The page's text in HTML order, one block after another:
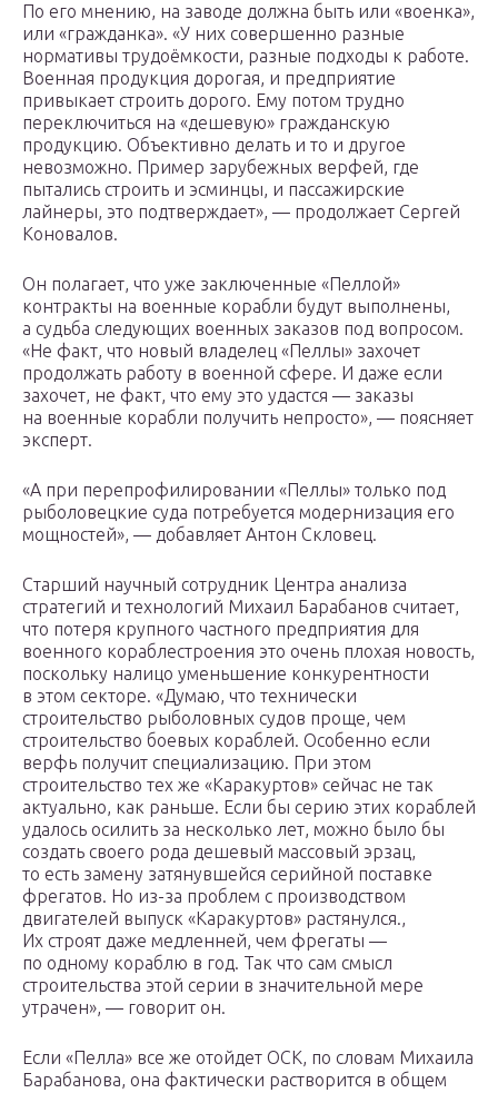
По его мнению, на заводе должна быть или «военка»,
или «гражданка». «У них совершенно разные
нормативы трудоёмкости, разные подходы к работе.
Военная продукция дорогая, и предприятие
привыкает строить дорого. Ему потом трудно
переключиться на «дешевую» гражданскую
продукцию. Объективно делать и то и другое
невозможно. Пример зарубежных верфей, где
пытались строить и эсминцы, и пассажирские
лайнеры, это подтверждает», — продолжает Сергей
Коновалов.
Он полагает, что уже заключенные «Пеллой»
контракты на военные корабли будут выполнены,
а судьба следующих военных заказов под вопросом.
«Не факт, что новый владелец «Пеллы» захочет
продолжать работу в военной сфере. И даже если
захочет, не факт, что ему это удастся — заказы
на военные корабли получить непросто», — поясняет
эксперт.
«А при перепрофилировании «Пеллы» только под
рыболовецкие суда потребуется модернизация его
мощностей», — добавляет Антон Скловец.
Старший научный сотрудник Центра анализа
стратегий и технологий Михаил Барабанов считает,
что потеря крупного частного предприятия для
военного кораблестроения это очень плохая новость,
поскольку налицо уменьшение конкурентности
в этом секторе. «Думаю, что технически
строительство рыболовных судов проще, чем
строительство боевых кораблей. Особенно если
верфь получит специализацию. При этом
строительство тех же «Каракуртов» сейчас не так
актуально, как раньше. Если бы серию этих кораблей
удалось осилить за несколько лет, можно было бы
создать своего рода дешевый массовый эрзац,
то есть замену затянувшейся серийной поставке
фрегатов. Но из-за проблем с производством
двигателей выпуск «Каракуртов» растянулся.,
Их строят даже медленней, чем фрегаты —
по одному кораблю в год. Так что сам смысл
строительства этой серии в значительной мере
утрачен», — говорит он.
Если «Пелла» все же отойдет ОСК, по словам Михаила
Барабанова, она фактически растворится в общем